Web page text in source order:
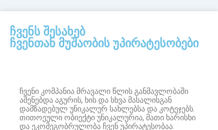
ჩვენს შესახებ
ჩვენთან მუშაობის უპირატესობები
ჩვენი კომპანია მრავალი წლის განმავლობაში
აშენებდა აგურის, ხის და სხვა მასალისგან
დამზადებულ უნიკალურ სახლებსა და კოტეჯებს.
თითოეული ობიექტი უნიკალურია, მათი ხარისხი
და ეკომეგობრულობა ჩვენ უპირატესობაა.